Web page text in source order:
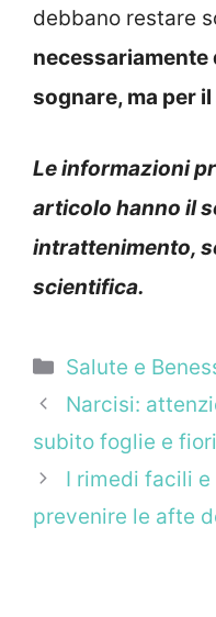
debbano restare
necessariamente
sognare, ma per
Le informazioni
articolo hanno il
intrattenimento,
scientifica.
Categorie
Salute e
Narcisi:
subito foglie e
I rimedi facili
prevenire le afte